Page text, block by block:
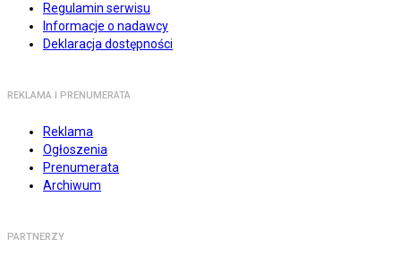
Regulamin serwisu
Informacje o nadawcy
Deklaracja dostępności
REKLAMA I PRENUMERATA
Reklama
Ogłoszenia
Prenumerata
Archiwum
PARTNERZY